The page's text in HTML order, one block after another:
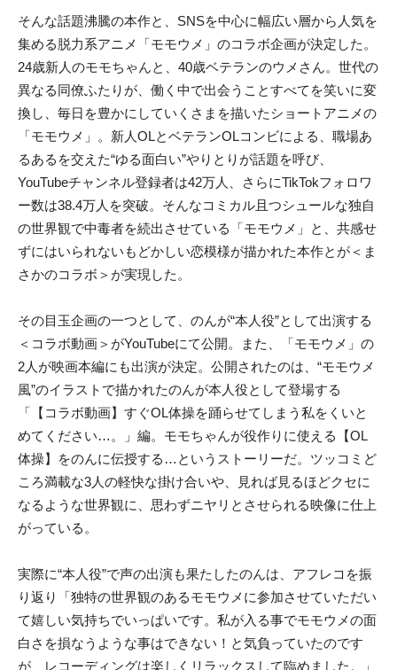
そんな話題沸騰の本作と、SNSを中心に幅広い層から人気を
集める脱力系アニメ「モモウメ」のコラボ企画が決定した。
24歳新人のモモちゃんと、40歳ベテランのウメさん。世代の
異なる同僚ふたりが、働く中で出会うことすべてを笑いに変
換し、毎日を豊かにしていくさまを描いたショートアニメの
「モモウメ」。新人OLとベテランOLコンビによる、職場あ
るあるを交えた“ゆる面白い”やりとりが話題を呼び、
YouTubeチャンネル登録者は42万人、さらにTikTokフォロワ
ー数は38.4万人を突破。そんなコミカル且つシュールな独自
の世界観で中毒者を続出させている「モモウメ」と、共感せ
ずにはいられないもどかしい恋模様が描かれた本作とが＜ま
さかのコラボ＞が実現した。
その目玉企画の一つとして、のんが“本人役”として出演する
＜コラボ動画＞がYouTubeにて公開。また、「モモウメ」の
2人が映画本編にも出演が決定。公開されたのは、“モモウメ
風”のイラストで描かれたのんが本人役として登場する
「【コラボ動画】すぐOL体操を踊らせてしまう私をくいと
めてください…。」編。モモちゃんが役作りに使える【OL
体操】をのんに伝授する…というストーリーだ。ツッコミど
ころ満載な3人の軽快な掛け合いや、見れば見るほどクセに
なるような世界観に、思わずニヤリとさせられる映像に仕上
がっている。
実際に“本人役”で声の出演も果たしたのんは、アフレコを振
り返り「独特の世界観のあるモモウメに参加させていただい
て嬉しい気持ちでいっぱいです。私が入る事でモモウメの面
白さを損なうような事はできない！と気負っていたのです
が、レコーディングは楽しくリラックスして臨めました。」